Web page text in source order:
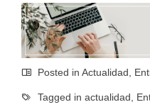
Posted in Actualidad
Tagged in actualidad